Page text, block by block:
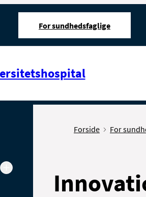
For sundhedsfaglige
Forside For